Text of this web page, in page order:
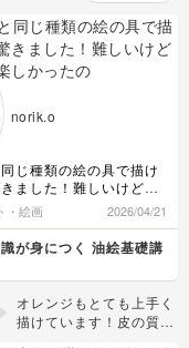
norik.o
じ種類の絵の具で描け
ました！難しいけどと
しかったので、緑、紫、
てみたいです
・絵画 2026/04/21
が身につく 油絵基礎講
オレンジもとても上手く
描けています！皮の質感